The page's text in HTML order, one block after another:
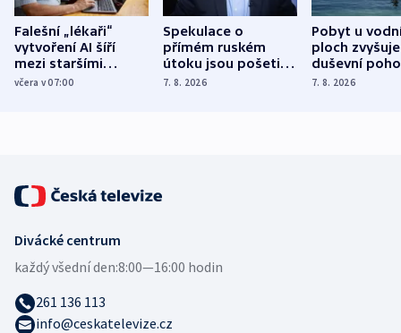
Falešní „lékaři“
vytvoření AI šíří
mezi staršími
Poláky nebezpečné
včera v 07:00
Spekulace o
přímém ruském
útoku jsou pošetilé,
míní estonský
7. 8. 2026
Pobyt u
ploch zvyšuje
duševní
ukázala
7. 8. 2026
Divácké centrum
každý všední den:8:00—16:00 hodin
261 136 113
info@ceskatelevize.cz